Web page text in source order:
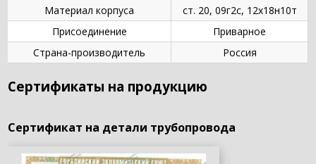
Материал корпуса
ст. 20, 09г2с, 12х18н10т
Присоединение
Приварное
Страна-производитель
Россия
Сертификаты на продукцию
Сертификат на детали трубопровода